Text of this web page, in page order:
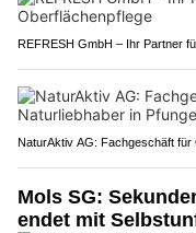
REFRESH GmbH – Ihr Partner
NaturAktiv AG: Fachgeschäft für
Mols SG:
endet mit